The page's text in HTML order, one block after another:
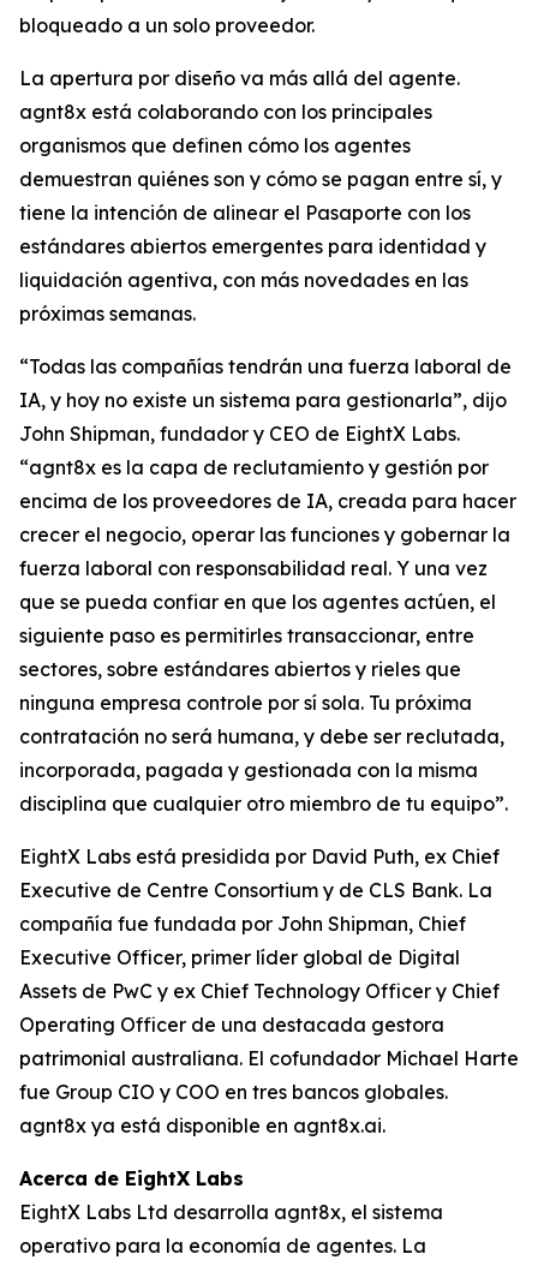
bloqueado a un solo proveedor.
La apertura por diseño va más allá del agente.
agnt8x está colaborando con los principales
organismos que definen cómo los agentes
demuestran quiénes son y cómo se pagan entre sí, y
tiene la intención de alinear el Pasaporte con los
estándares abiertos emergentes para identidad y
liquidación agentiva, con más novedades en las
próximas semanas.
“Todas las compañías tendrán una fuerza laboral de
IA, y hoy no existe un sistema para gestionarla”, dijo
John Shipman, fundador y CEO de EightX Labs.
“agnt8x es la capa de reclutamiento y gestión por
encima de los proveedores de IA, creada para hacer
crecer el negocio, operar las funciones y gobernar la
fuerza laboral con responsabilidad real. Y una vez
que se pueda confiar en que los agentes actúen, el
siguiente paso es permitirles transaccionar, entre
sectores, sobre estándares abiertos y rieles que
ninguna empresa controle por sí sola. Tu próxima
contratación no será humana, y debe ser reclutada,
incorporada, pagada y gestionada con la misma
disciplina que cualquier otro miembro de tu equipo”.
EightX Labs está presidida por David Puth, ex Chief
Executive de Centre Consortium y de CLS Bank. La
compañía fue fundada por John Shipman, Chief
Executive Officer, primer líder global de Digital
Assets de PwC y ex Chief Technology Officer y Chief
Operating Officer de una destacada gestora
patrimonial australiana. El cofundador Michael Harte
fue Group CIO y COO en tres bancos globales.
agnt8x ya está disponible en agnt8x.ai.
Acerca de EightX Labs
EightX Labs Ltd desarrolla agnt8x, el sistema
operativo para la economía de agentes. La